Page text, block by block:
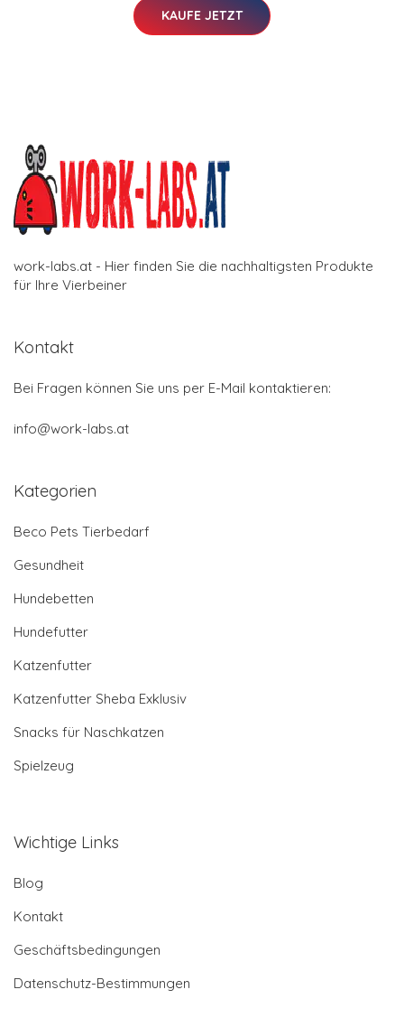
KAUFE JETZT
work-labs.at - Hier finden Sie die nachhaltigsten Produkte
für Ihre Vierbeiner
Kontakt
Bei Fragen können Sie uns per E-Mail kontaktieren:
info@work-labs.at
Kategorien
Beco Pets Tierbedarf
Gesundheit
Hundebetten
Hundefutter
Katzenfutter
Katzenfutter Sheba Exklusiv
Snacks für Naschkatzen
Spielzeug
Wichtige Links
Blog
Kontakt
Geschäftsbedingungen
Datenschutz-Bestimmungen